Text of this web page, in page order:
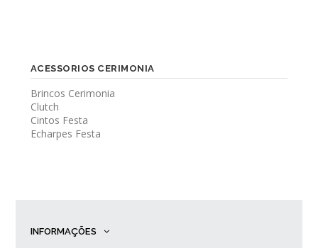
ACESSORIOS CERIMONIA
Brincos Cerimonia
Clutch
Cintos Festa
Echarpes Festa
INFORMAÇÕES